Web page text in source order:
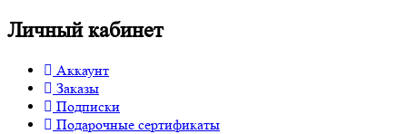
Личный кабинет
Аккаунт
Заказы
Подписки
Подарочные сертификаты